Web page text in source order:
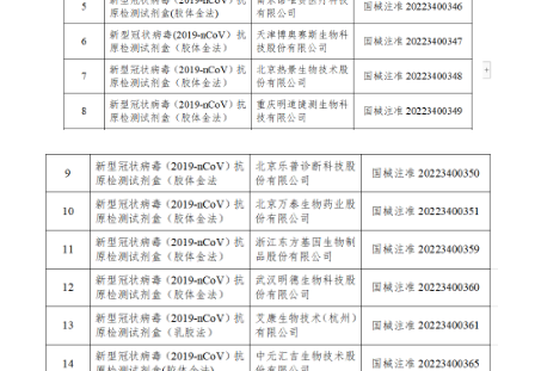
辽宁 吉林 上海 江苏
浙江 安徽 福建 江西
山东 河南 湖北 湖南
广东 广西 重庆
四川 贵州 云南 西藏
陕西 甘肃 青海 宁夏
新疆 内蒙古 黑龙江